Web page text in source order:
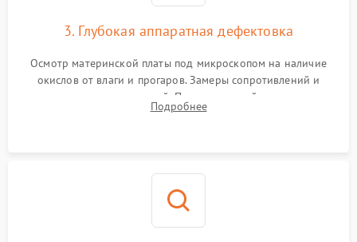
3. Глубокая аппаратная дефектовка
Осмотр материнской платы под микроскопом на наличие
окислов от влаги и прогаров. Замеры сопротивлений и
дежурных напряжений. Проверка цепей питания,
мультиконтроллера, процессора и видеочипа.
Подробнее